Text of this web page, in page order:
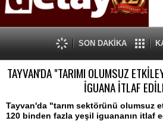
SON DAKİKA
TAYVAN'DA "TARIMI OLUMSUZ
İGUANA İTLAF
Tayvan'da "tarım sektörünü olumsuz
120 binden fazla yeşil iguananın itlaf